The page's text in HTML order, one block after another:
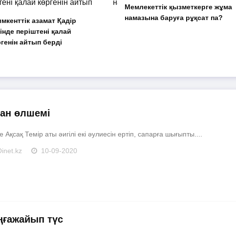
азамат Қадір
періштені қалай
айтып берді
Мемлекеттік қызметкерге жұма
намазына баруға рұқсат па?
өлшемі
Ақсақ Темір аты әигілі екі әулиесін ертіп, сапарға шығыпты....
10-09-2020
түс